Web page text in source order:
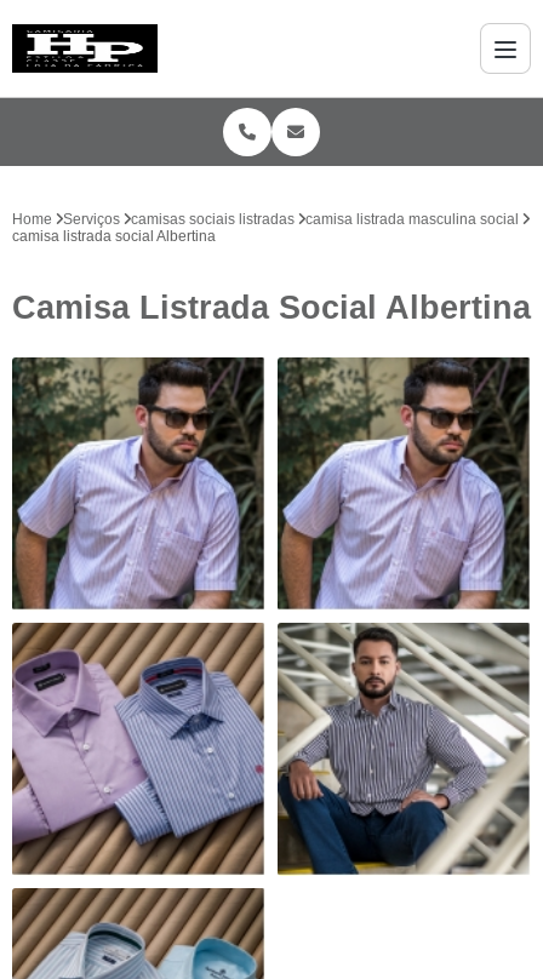
Home Serviços camisas sociais listradas
camisa listrada masculina social
camisa listrada social Albertina
Camisa Listrada Social Albertina